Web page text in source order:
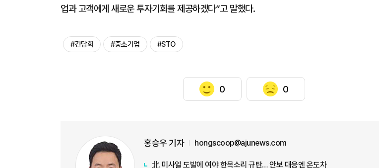
업과 고객에게 새로운 투자기회를 제공하겠다”고 말했다.
#간담회 #중소기업 #STO
0 0
홍승우 기자 hongscoop@ajunews.com
北 미사일 도발에 여야 한목소리 규탄… 안보 대응엔 온도차